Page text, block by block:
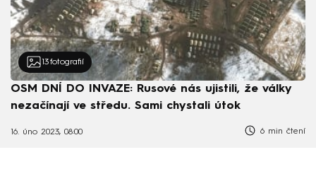
13 fotografií
OSM DNÍ DO INVAZE: Rusové nás ujistili, že války
nezačínají ve středu. Sami chystali útok
16. úno 2023, 08:00 6 min čtení